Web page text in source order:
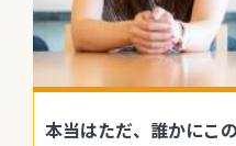
本当はただ、誰かにこ